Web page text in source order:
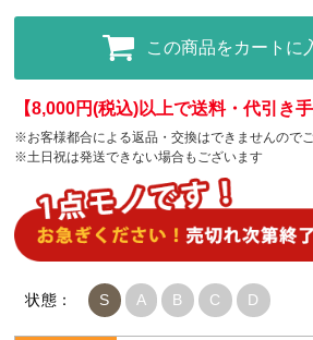
この商品をカートに
【8,000円(税込)以上で送料・代引き手
※お客様都合による返品・交換はできませんので
※土日祝は発送できない場合もございます
状態： S A B C D